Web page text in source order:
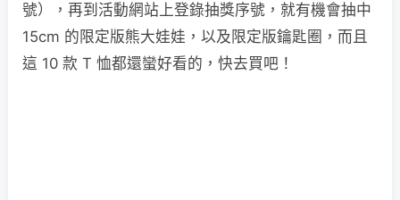
號），再到活動網站上登錄抽獎序號，就有機會抽中
15cm 的限定版熊大娃娃，以及限定版鑰匙圈，而且
這 10 款 T 恤都還蠻好看的，快去買吧！